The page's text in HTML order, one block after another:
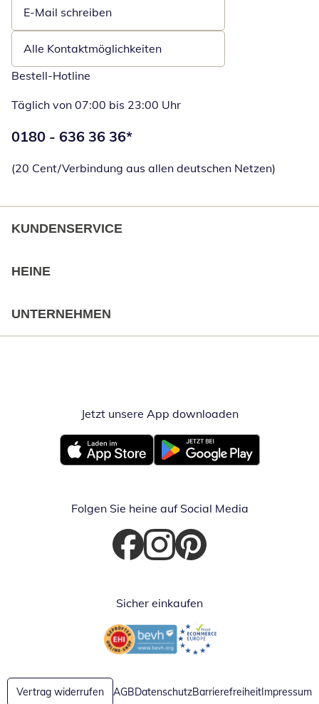
E-Mail schreiben
Öffnet E-Mail-Client
Alle Kontaktmöglichkeiten
Bestell-Hotline
Täglich von 07:00 bis 23:00 Uhr
Telefonnummer:
0180 - 636 36 36*
(20 Cent/Verbindung aus allen deutschen Netzen)
KUNDENSERVICE
HEINE
UNTERNEHMEN
Jetzt unsere App downloadenÖffnet in
Öffnet in neuem FensterÖffnet in neuem Fenster
Folgen Sie heine auf Social Media
Öffnet in neuem Fenster
Öffnet in neuem Fenster
Öffnet in neuem Fenster
Sicher einkaufen
Öffnet in neuem FensterÖffnet in neuem Fenster
Vertrag widerrufen AGBDatenschutzBarrierefreiheitImpressum